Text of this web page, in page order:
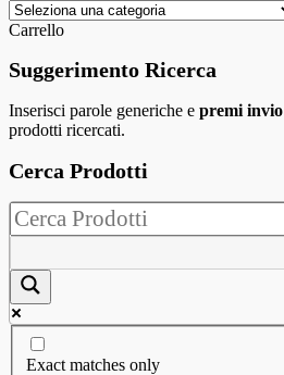
Carrello
Suggerimento Ricerca
Inserisci parole generiche e premi invio
prodotti ricercati.
Cerca Prodotti
Exact matches only